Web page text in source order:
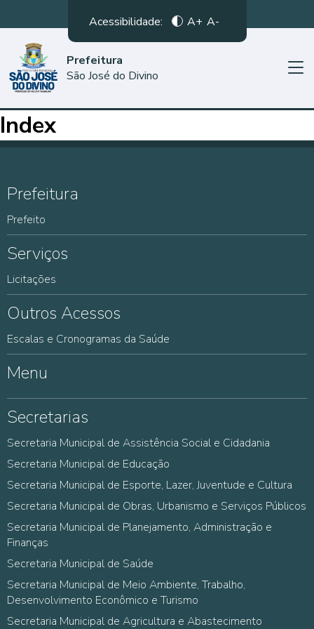
Acessibilidade: A+ A-
Prefeitura
São José do Divino
Index
Prefeitura
Prefeito
Serviços
Licitações
Outros Acessos
Escalas e Cronogramas da Saúde
Menu
Secretarias
Secretaria Municipal de Assistência Social e Cidadania
Secretaria Municipal de Educação
Secretaria Municipal de Esporte, Lazer, Juventude e Cultura
Secretaria Municipal de Obras, Urbanismo e Serviços Públicos
Secretaria Municipal de Planejamento, Administração e
Finanças
Secretaria Municipal de Saúde
Secretaria Municipal de Meio Ambiente, Trabalho,
Desenvolvimento Econômico e Turismo
Secretaria Municipal de Agricultura e Abastecimento